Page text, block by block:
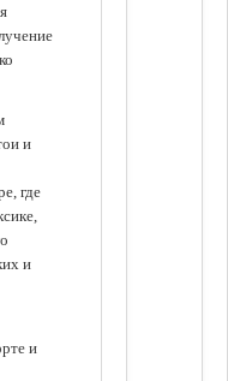
и
где
и
и